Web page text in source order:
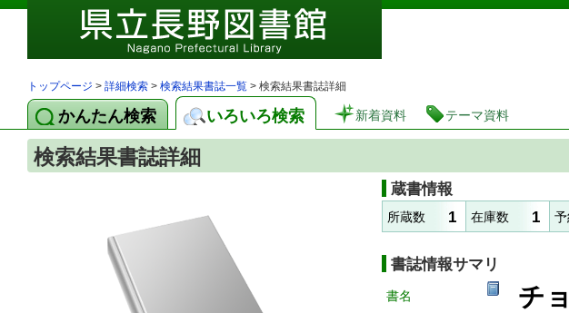
図書館 蔵書検索・予
トップページ > 詳細検索 > 検索結果書誌一覧 > 検索結果書誌詳細
かんたん検索 いろいろ検索 新着資料 テーマ資料
検索結果書誌詳細
蔵書情報
所蔵数 1 在庫数 1
書誌情報サマリ
書名 チ